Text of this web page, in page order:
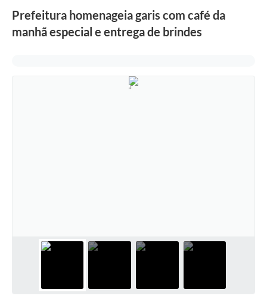
Servidor
Transparência
A Nossa Cidade
Prefeitura homenageia garis com café da
manhã especial e entrega de brindes